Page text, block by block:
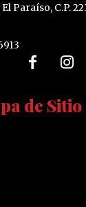
Paraíso, C.P.
de Sitio